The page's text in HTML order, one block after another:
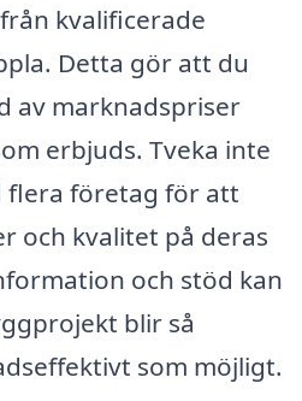
kvalificerade
Detta gör att du
av marknadspriser
erbjuds. Tveka inte
flera företag för att
och kvalitet på deras
och stöd kan
blir så
som möjligt.